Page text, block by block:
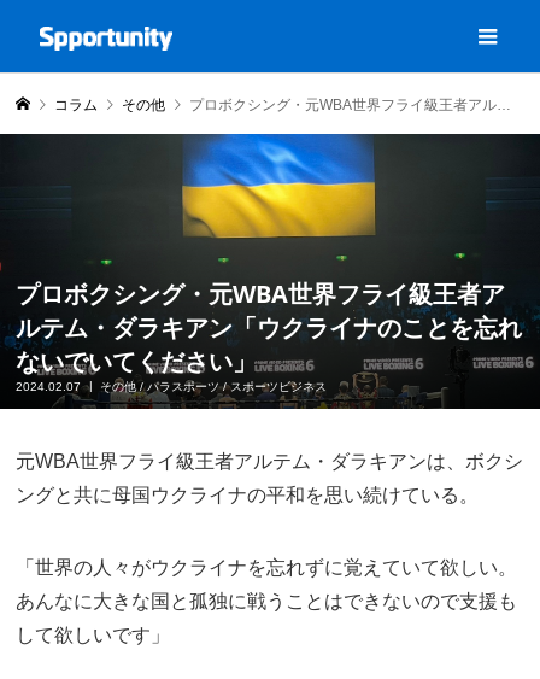
コラム その他 プロボクシング・元WBA世界フライ級王者アルテム・ダラキアン「ウクライナのことを忘れないでいてください」
プロボクシング・元WBA世界フライ級王者ア
ルテム・ダラキアン「ウクライナのことを忘れ
ないでいてください」
2024.02.07 その他/ パラスポーツ/スポーツビジネス
元WBA世界フライ級王者アルテム・ダラキアンは、ボクシ
ングと共に母国ウクライナの平和を思い続けている。
「世界の人々がウクライナを忘れずに覚えていて欲しい。
あんなに大きな国と孤独に戦うことはできないので支援も
して欲しいです」